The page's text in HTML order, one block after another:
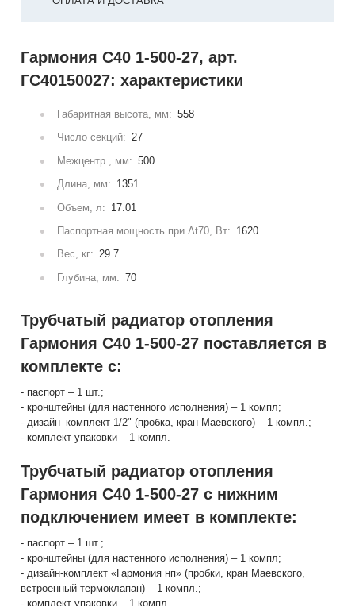
Гармония С40 1-500-27, арт.
ГС40150027: характеристики
Габаритная высота, мм: 558
Число секций: 27
Межцентр., мм: 500
Длина, мм: 1351
Объем, л: 17.01
Паспортная мощность при Δt70, Вт: 1620
Вес, кг: 29.7
Глубина, мм: 70
Трубчатый радиатор отопления
Гармония С40 1-500-27 поставляется в
комплекте с:
- паспорт – 1 шт.;
- кронштейны (для настенного исполнения) – 1 компл;
- дизайн–комплект 1/2" (пробка, кран Маевского) – 1 компл.;
- комплект упаковки – 1 компл.
Трубчатый радиатор отопления
Гармония С40 1-500-27 с нижним
подключением имеет в комплекте:
- паспорт – 1 шт.;
- кронштейны (для настенного исполнения) – 1 компл;
- дизайн-комплект «Гармония нп» (пробки, кран Маевского,
встроенный термоклапан) – 1 компл.;
- комплект упаковки – 1 компл.